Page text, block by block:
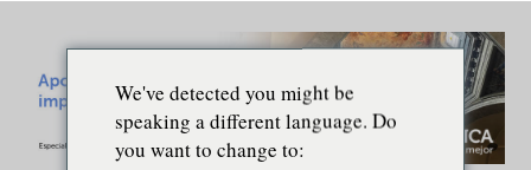
We've detected you might be
speaking a different language. Do
you want to change to: